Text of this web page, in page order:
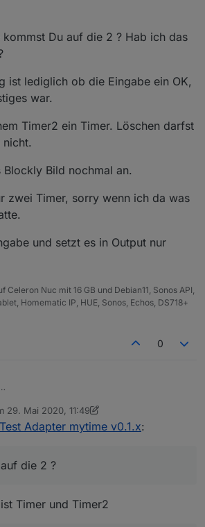
"sonst - falls" Block löschen, wenn ich
kommst Du auf die 2 ? Hab ich das
ist lediglich ob die Eingabe ein OK,
war.
Timer2 ein Timer. Löschen darfst
Bild nochmal an.
zwei Timer, sorry wenn ich da was
und setzt es in Output nur
Nuc mit 16 GB und Debian11, Sonos API,
Homematic IP, HUE, Sonos, Echos, DS718+
0
Wie kommst Du auf die 2 ? Hab ich das
?
Deinem Timer2 ein Timer. Löschen darfst
29. Mai 2020, 11:49
von Negalein
Test Adapter mytime v0.1.x:
die 2 ?
Timer und Timer2